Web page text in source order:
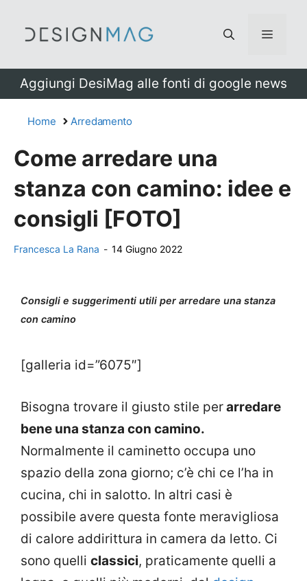
Menu
Aggiungi DesiMag alle fonti di google news
Home Arredamento
Come arredare una
stanza con camino: idee e
consigli [FOTO]
Francesca La Rana - 14 Giugno 2022
Consigli e suggerimenti utili per arredare una stanza
con camino
[galleria id=”6075″]
Bisogna trovare il giusto stile perarredare
bene una stanza con camino.
Normalmente il caminetto occupa uno
spazio della zona giorno; c’è chi ce l’ha in
cucina, chi in salotto. In altri casi è
possibile avere questa fonte meravigliosa
di calore addirittura in camera da letto. Ci
sono quelli classici, praticamente quelli a